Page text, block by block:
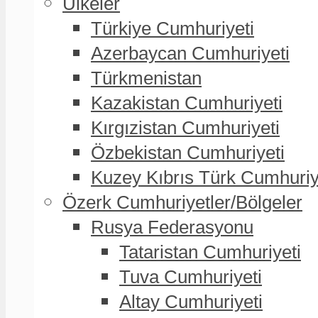
Türkiye Cumhuriyeti
Azerbaycan Cumhuriyeti
Türkmenistan
Kazakistan Cumhuriyeti
Kırgızistan Cumhuriyeti
Özbekistan Cumhuriyeti
Kuzey Kıbrıs Türk
Özerk Cumhuriyetler/Bölgeler
Rusya Federasyonu
Tataristan Cumhuriyeti
Tuva Cumhuriyeti
Altay Cumhuriyeti